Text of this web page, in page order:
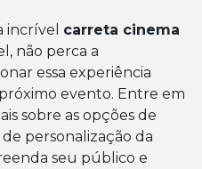
incrível carreta cinema
não perca a
essa experiência
evento. Entre em
sobre as opções de
de personalização da
seu público e